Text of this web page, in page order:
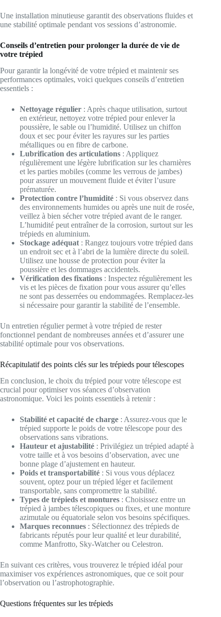
Une installation minutieuse garantit des observations fluides et
une stabilité optimale pendant vos sessions d’astronomie.
Conseils d’entretien pour prolonger la durée de vie de
votre trépied
Pour garantir la longévité de votre trépied et maintenir ses
performances optimales, voici quelques conseils d’entretien
essentiels :
Nettoyage régulier : Après chaque utilisation, surtout
en extérieur, nettoyez votre trépied pour enlever la
poussière, le sable ou l’humidité. Utilisez un chiffon
doux et sec pour éviter les rayures sur les parties
métalliques ou en fibre de carbone.
Lubrification des articulations : Appliquez
régulièrement une légère lubrification sur les charnières
et les parties mobiles (comme les verrous de jambes)
pour assurer un mouvement fluide et éviter l’usure
prématurée.
Protection contre l’humidité : Si vous observez dans
des environnements humides ou après une nuit de rosée,
veillez à bien sécher votre trépied avant de le ranger.
L’humidité peut entraîner de la corrosion, surtout sur les
trépieds en aluminium.
Stockage adéquat : Rangez toujours votre trépied dans
un endroit sec et à l’abri de la lumière directe du soleil.
Utilisez une housse de protection pour éviter la
poussière et les dommages accidentels.
Vérification des fixations : Inspectez régulièrement les
vis et les pièces de fixation pour vous assurer qu’elles
ne sont pas desserrées ou endommagées. Remplacez-les
si nécessaire pour garantir la stabilité de l’ensemble.
Un entretien régulier permet à votre trépied de rester
fonctionnel pendant de nombreuses années et d’assurer une
stabilité optimale pour vos observations.
Récapitulatif des points clés sur les trépieds pour télescopes
En conclusion, le choix du trépied pour votre télescope est
crucial pour optimiser vos séances d’observation
astronomique. Voici les points essentiels à retenir :
Stabilité et capacité de charge : Assurez-vous que le
trépied supporte le poids de votre télescope pour des
observations sans vibrations.
Hauteur et ajustabilité : Privilégiez un trépied adapté à
votre taille et à vos besoins d’observation, avec une
bonne plage d’ajustement en hauteur.
Poids et transportabilité : Si vous vous déplacez
souvent, optez pour un trépied léger et facilement
transportable, sans compromettre la stabilité.
Types de trépieds et montures : Choisissez entre un
trépied à jambes télescopiques ou fixes, et une monture
azimutale ou équatoriale selon vos besoins spécifiques.
Marques reconnues : Sélectionnez des trépieds de
fabricants réputés pour leur qualité et leur durabilité,
comme Manfrotto, Sky-Watcher ou Celestron.
En suivant ces critères, vous trouverez le trépied idéal pour
maximiser vos expériences astronomiques, que ce soit pour
l’observation ou l’astrophotographie.
Questions fréquentes sur les trépieds